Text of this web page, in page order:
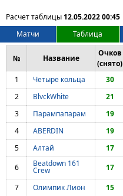
Расчет таблицы12.05.2022 00:45
Матчи
Таблица
№ Название
Очков
(снято)
1 Четыре кольца 30
2
BlvckWhite 21
3
Парампапарам 19
4
ABERDIN 19
5
Алтай 17
6
Beatdown 161
Crew 17
7
Олимпик Лион 15